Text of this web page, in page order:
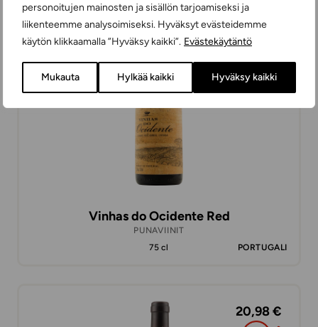
personoitujen mainosten ja sisällön tarjoamiseksi ja
liikenteemme analysoimiseksi. Hyväksyt evästeidemme
käytön klikkaamalla ”Hyväksy kaikki”. Evästekäytäntö
Mukauta Hylkää kaikki Hyväksy kaikki
9,98 €
Vinhas do Ocidente Red
PUNAVIINIT
75 cl
PORTUGALI
20,98 €